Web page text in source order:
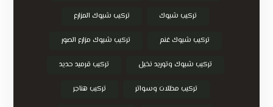
تركيب شبوك تركيب شبوك المزارع
تركيب شبوك غنم تركيب شبوك مزارع الصور
تركيب شبوك وتوريد نخيل تركيب قرميد حديد
تركيب مظلات وسواتر تركيب هناجر